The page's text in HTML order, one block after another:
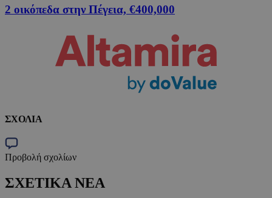
2 οικόπεδα στην Πέγεια, €400,000
ΣΧΟΛΙΑ
Προβολή σχολίων
ΣΧΕΤΙΚΑ ΝΕΑ